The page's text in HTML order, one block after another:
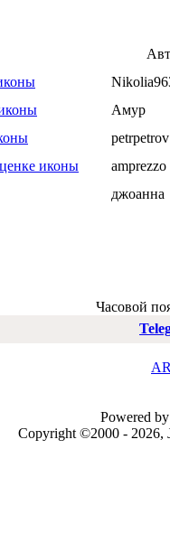
Амур
petrpetrov
иконы
amprezzo
джоанна
Часовой
Powered
Copyright ©2000 - 2026,